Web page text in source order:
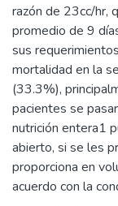
razón de 23cc/hr,
promedio de 9
sus
mortalidad en la
(33.3%),
pacientes se
nutrición entera1
abierto, si se les
proporciona en
acuerdo con la